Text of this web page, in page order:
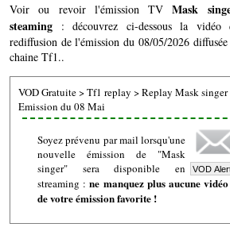
Voir ou revoir l'émission TVMask
steaming : découvrez ci-dessous la vidéo
rediffusion de l'émission du 08/05/2026
chaine Tf1..
VOD Gratuite>Tf1 replay >Replay Mask singer
Emission du 08 Mai
Soyez prévenu par mail lorsqu'une
nouvelle émission de "Mask
singer" sera disponible en
streaming :ne manquez plus aucune vidéo
de votre émission favorite !